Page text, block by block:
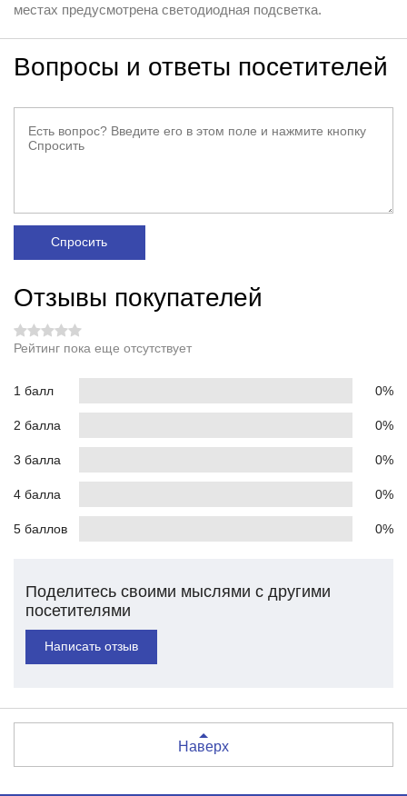
местах предусмотрена светодиодная подсветка.
Вопросы и ответы посетителей
Спросить
Отзывы покупателей
Рейтинг пока еще отсутствует
1 балл 0%
2 балла 0%
3 балла 0%
4 балла 0%
5 баллов 0%
Поделитесь своими мыслями с другими
посетителями
Написать отзыв
Наверх